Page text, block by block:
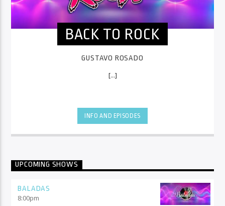
BACK TO ROCK
GUSTAVO ROSADO
[...]
INFO AND EPISODES
UPCOMING SHOWS
BALADAS
8:00pm